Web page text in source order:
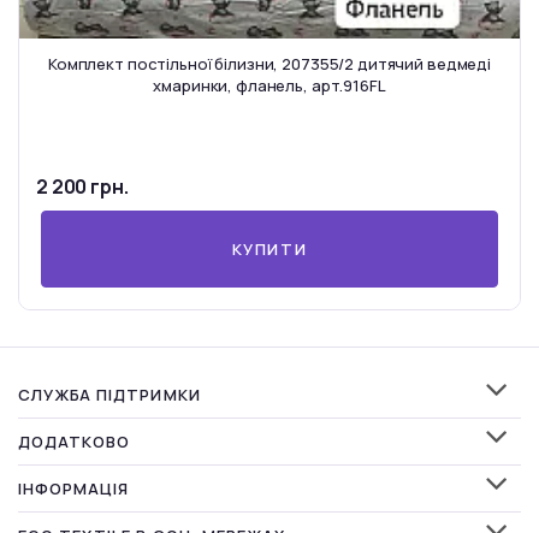
Комплект постільної білизни, 207355/2 дитячий ведмеді
хмаринки, фланель, арт.916FL
2 200 грн.
КУПИТИ
СЛУЖБА ПІДТРИМКИ
ДОДАТКОВО
ІНФОРМАЦІЯ